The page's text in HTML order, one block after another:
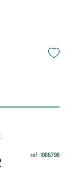
réf : 1088798